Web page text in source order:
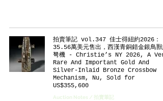
拍賣筆記 vol.347 佳士得紐約2026：
35.56萬美元售出，西漢青銅錯金銀鳥獸
弩機 - Christie’s NY 2026, A
Rare And Important Gold And
Silver-Inlaid Bronze Crossbow
Mechanism, Nu, Sold for
US$355,600
Auction Notes / 拍賣筆記